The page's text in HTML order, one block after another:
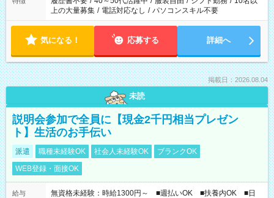
上の大量募集 / 電話対応なし / パソコンスキル不要
気になる！ 応募する 詳細へ
掲載日：2026.08.04
未読
説明会参加で全員に【現金2千円相当プレゼン
ト】生活のお手伝い
派遣 職種未経験OK 社会人未経験OK
ブランクOK
WEB登録・面接OK
給与
無資格未経験：時給1300円～ ■週払いOK ■扶養内OK ■日